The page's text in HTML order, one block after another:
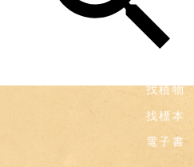
找植物
找標本
電子書